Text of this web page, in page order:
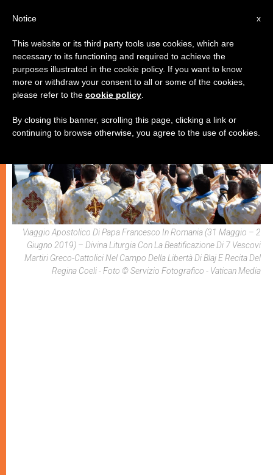
CHIESE LOCALI,PAPI
Viaggio Apostolico Di Papa Francesco In Romania (31 Maggio – 2
Giugno 2019) – Divina Liturgia Con La Beatificazione Di 7 Vescovi
Martiri Greco-Cattolici Nel Campo Della Libertà Di Blaj E Recita Del
Regina Coeli - Foto © Servizio Fotografico - Vatican Media
x
Notice
This website or its third party tools use cookies, which are
necessary to its functioning and required to achieve the
purposes illustrated in the cookie policy. If you want to know
more or withdraw your consent to all or some of the cookies,
please refer to the cookie policy
By closing this banner, scrolling this page, clicking a link or
continuing to browse otherwise, you agree to the use of cookies.